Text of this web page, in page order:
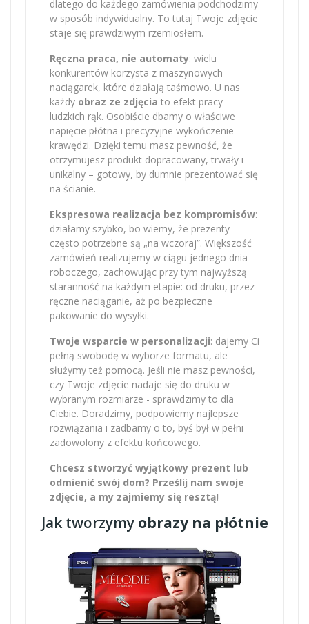
dlatego do każdego zamówienia podchodzimy
w sposób indywidualny. To tutaj Twoje zdjęcie
staje się prawdziwym rzemiosłem.
Ręczna praca, nie automaty: wielu
konkurentów korzysta z maszynowych
naciągarek, które działają taśmowo. U nas
każdy obraz ze zdjęcia to efekt pracy
ludzkich rąk. Osobiście dbamy o właściwe
napięcie płótna i precyzyjne wykończenie
krawędzi. Dzięki temu masz pewność, że
otrzymujesz produkt dopracowany, trwały i
unikalny – gotowy, by dumnie prezentować się
na ścianie.
Ekspresowa realizacja bez kompromisów:
działamy szybko, bo wiemy, że prezenty
często potrzebne są „na wczoraj”. Większość
zamówień realizujemy w ciągu jednego dnia
roboczego, zachowując przy tym najwyższą
staranność na każdym etapie: od druku, przez
ręczne naciąganie, aż po bezpieczne
pakowanie do wysyłki.
Twoje wsparcie w personalizacji: dajemy Ci
pełną swobodę w wyborze formatu, ale
służymy też pomocą. Jeśli nie masz pewności,
czy Twoje zdjęcie nadaje się do druku w
wybranym rozmiarze - sprawdzimy to dla
Ciebie. Doradzimy, podpowiemy najlepsze
rozwiązania i zadbamy o to, byś był w pełni
zadowolony z efektu końcowego.
Chcesz stworzyć wyjątkowy prezent lub
odmienić swój dom? Prześlij nam swoje
zdjęcie, a my zajmiemy się resztą!
Jak tworzymyobrazy na płótnie